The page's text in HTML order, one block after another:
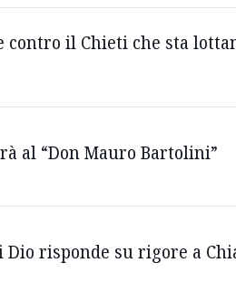
il Chieti che sta
al “Don Mauro Bartolini”
Dio risponde su rigore a